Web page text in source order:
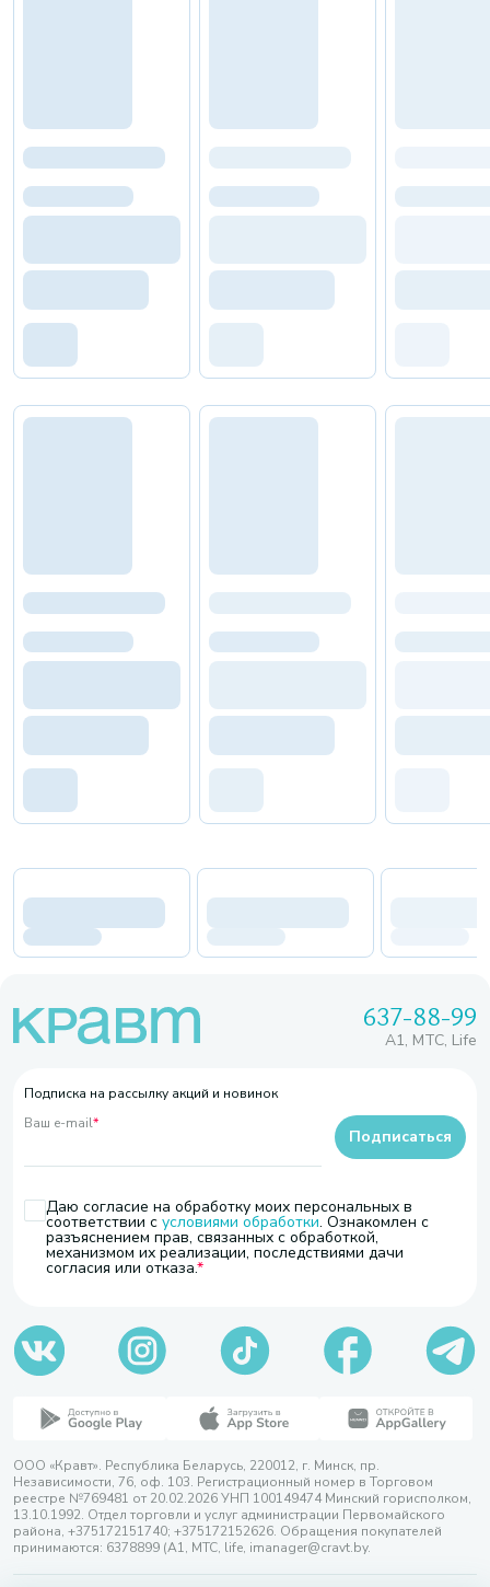
637-88-99
A1, МТС, Life
Подписка на рассылку акций и новинок
Ваш e-mail*
Даю согласие на обработку моих персональных в
соответствии с условиями обработки. Ознакомлен с
разъяснением прав, связанных с обработкой,
механизмом их реализации, последствиями дачи
согласия или отказа.
Подписаться
ООО «Кравт». Республика Беларусь, 220012, г. Минск, пр.
Независимости, 76, оф. 103. Регистрационный номер в Торговом
реестре №769481 от 20.02.2026 УНП 100149474 Минский горисполком,
13.10.1992. Отдел торговли и услуг администрации Первомайского
района, +375172151740; +375172152626. Обращения покупателей
принимаются: 6378899 (А1, МТС, life, imanager@cravt.by.